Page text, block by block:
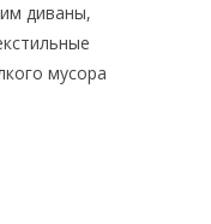
диваны,
мусора